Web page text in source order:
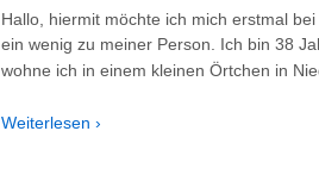
Hallo, hiermit möchte ich mich erstmal
ein wenig zu meiner Person. Ich bin 38
wohne ich in einem kleinen Örtchen in
Weiterlesen ›